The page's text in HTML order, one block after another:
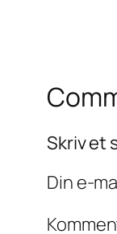
Skriv et
Din e-